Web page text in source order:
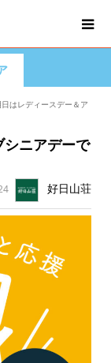
はレディースデー＆ア
ニアデーで
好日山荘